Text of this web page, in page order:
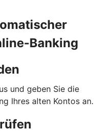
Banking
und geben Sie die
Ihres alten Kontos an.